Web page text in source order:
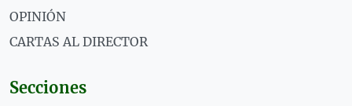
OPINIÓN
CARTAS AL DIRECTOR
Secciones